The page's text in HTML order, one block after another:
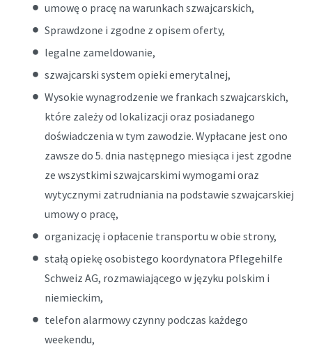
umowę o pracę na warunkach szwajcarskich,
Sprawdzone i zgodne z opisem oferty,
legalne zameldowanie,
szwajcarski system opieki emerytalnej,
Wysokie wynagrodzenie we frankach szwajcarskich,
które zależy od lokalizacji oraz posiadanego
doświadczenia w tym zawodzie. Wypłacane jest ono
zawsze do 5. dnia następnego miesiąca i jest zgodne
ze wszystkimi szwajcarskimi wymogami oraz
wytycznymi zatrudniania na podstawie szwajcarskiej
umowy o pracę,
organizację i opłacenie transportu w obie strony,
stałą opiekę osobistego koordynatora Pflegehilfe
Schweiz AG, rozmawiającego w języku polskim i
niemieckim,
telefon alarmowy czynny podczas każdego
weekendu,